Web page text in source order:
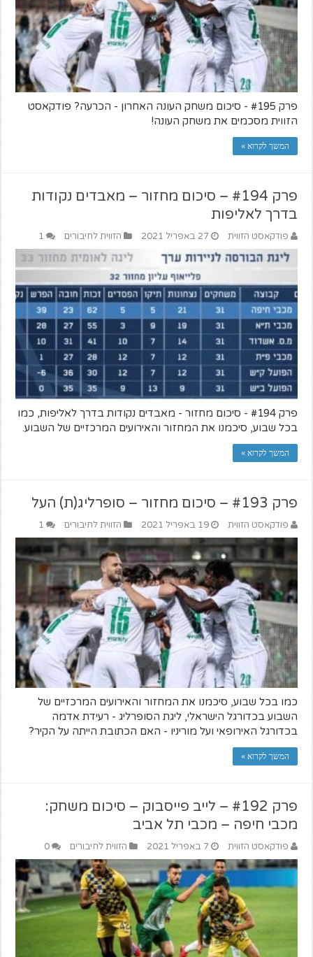
פרק #195 - סיכום משחק העונה האחרון - הכרעה? פודקאסט
הזווית מסכמים את משחק העונה!
המשך לקרוא »
פרק #194 – סיכום מחזור – מאבדים נקודות
בדרך לאליפות
פודקאסט הזווית 27 באפריל 2021 הזווית לחיבורים 1
פרק #194 - סיכום מחזור - מאבדים נקודות בדרך לאליפות, כמו
בכל שבוע, סיכמנו את המחזור והאירועים המרכזיים של השבוע.
המשך לקרוא »
פרק #193 – סיכום מחזור – סופרליג(ת) העל
פודקאסט הזווית 19 באפריל 2021 הזווית לחיבורים 1
כמו בכל שבוע, סיכמנו את המחזור והאירועים המרכזיים של
השבוע בכדורגל הישראלי, ליגת הסופרליג - רעידת אדמה
בכדורגל האירופאי ועל מוריניו - האם הכתובת הייתה על הקיר?
המשך לקרוא »
פרק #192 – לייב פייסבוק – סיכום משחק:
מכבי חיפה – מכבי תל אביב
פודקאסט הזווית 7 באפריל 2021 הזווית לחיבורים 0